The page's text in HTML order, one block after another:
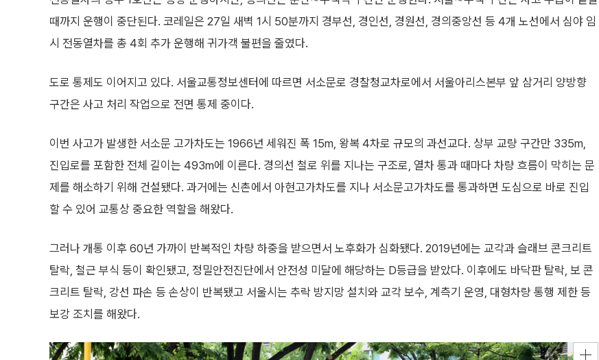
때까지 운행이 중단된다. 코레일은 27일 새벽 1시 50분까지 경부선, 경인선, 경원선, 경의중앙선 등 4개 노선에서 심야 임
시 전동열차를 총 4회 추가 운행해 귀가객 불편을 줄였다.
도로 통제도 이어지고 있다. 서울교통정보센터에 따르면 서소문로 경찰청교차로에서 서울아리스본부 앞 삼거리 양방향
구간은 사고 처리 작업으로 전면 통제 중이다.
이번 사고가 발생한 서소문 고가차도는 1966년 세워진 폭 15m, 왕복 4차로 규모의 과선교다. 상부 교량 구간만 335m,
진입로를 포함한 전체 길이는 493m에 이른다. 경의선 철로 위를 지나는 구조로, 열차 통과 때마다 차량 흐름이 막히는 문
제를 해소하기 위해 건설됐다. 과거에는 신촌에서 아현고가차도를 지나 서소문고가차도를 통과하면 도심으로 바로 진입
할 수 있어 교통상 중요한 역할을 해왔다.
그러나 개통 이후 60년 가까이 반복적인 차량 하중을 받으면서 노후화가 심화됐다. 2019년에는 교각과 슬래브 콘크리트
탈락, 철근 부식 등이 확인됐고, 정밀안전진단에서 안전성 미달에 해당하는 D등급을 받았다. 이후에도 바닥판 탈락, 보 콘
크리트 탈락, 강선 파손 등 손상이 반복됐고 서울시는 추락 방지망 설치와 교각 보수, 계측기 운영, 대형차량 통행 제한 등
보강 조치를 해왔다.